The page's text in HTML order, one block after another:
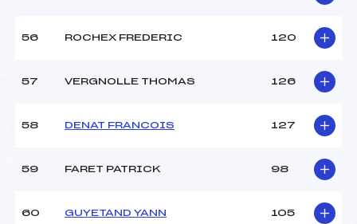
56 ROCHEX FREDERIC 120
57 VERGNOLLE THOMAS 126
58 DENAT FRANCOIS 127
59 FARET PATRICK 98
60 GUYETAND YANN 105